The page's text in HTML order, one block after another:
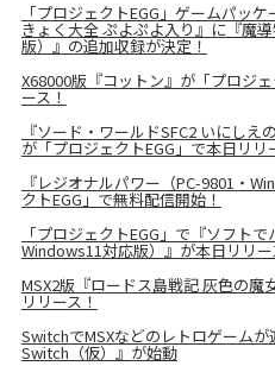
「プロジェクトEGG」ゲームパッ
きょく大全 ぷよぷよ入り』に『魔
版）』の追加収録が決定！
X68000版『コットン』が「プロジ
ース！
『ソード・ワールドSFC2 いにしえ
が「プロジェクトEGG」で本日リリ
『レジオナルパワー（PC-9801・
クトEGG」で無料配信開始！
「プロジェクトEGG」で『ソフト
Windows11対応版）』が本日リリー
MSX2版『ロードス島戦記 灰色の魔
リリース！
SwitchでMSXなどのレトロゲーム
Switch（仮）』が始動